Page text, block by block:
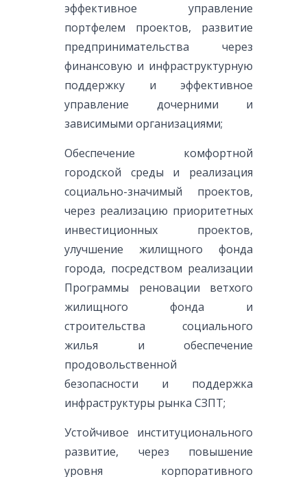
эффективное управление
портфелем проектов, развитие
предпринимательства через
финансовую и инфраструктурную
поддержку и эффективное
управление дочерними и
зависимыми организациями;
Обеспечение комфортной
городской среды и реализация
социально-значимый проектов,
через реализацию приоритетных
инвестиционных проектов,
улучшение жилищного фонда
города, посредством реализации
Программы реновации ветхого
жилищного фонда и
строительства социального
жилья и обеспечение
продовольственной
безопасности и поддержка
инфраструктуры рынка СЗПТ;
Устойчивое институционального
развитие, через повышение
уровня корпоративного